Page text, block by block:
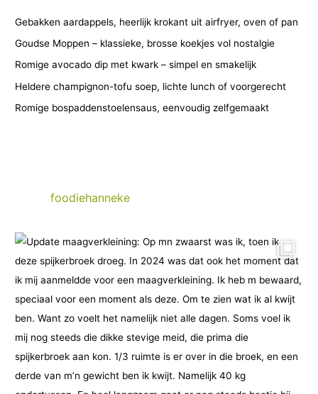
r
i
e
ë
Gebakken aardappels, heerlijk krokant uit airfryer, oven of pan
Goudse Moppen – klassieke, brosse koekjes vol nostalgie
Romige avocado dip met kwark – simpel en smakelijk
Heldere champignon-tofu soep, lichte lunch of voorgerecht
Romige bospaddenstoelensaus, eenvoudig zelfgemaakt
foodiehanneke